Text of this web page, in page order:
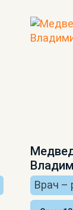
Врач –